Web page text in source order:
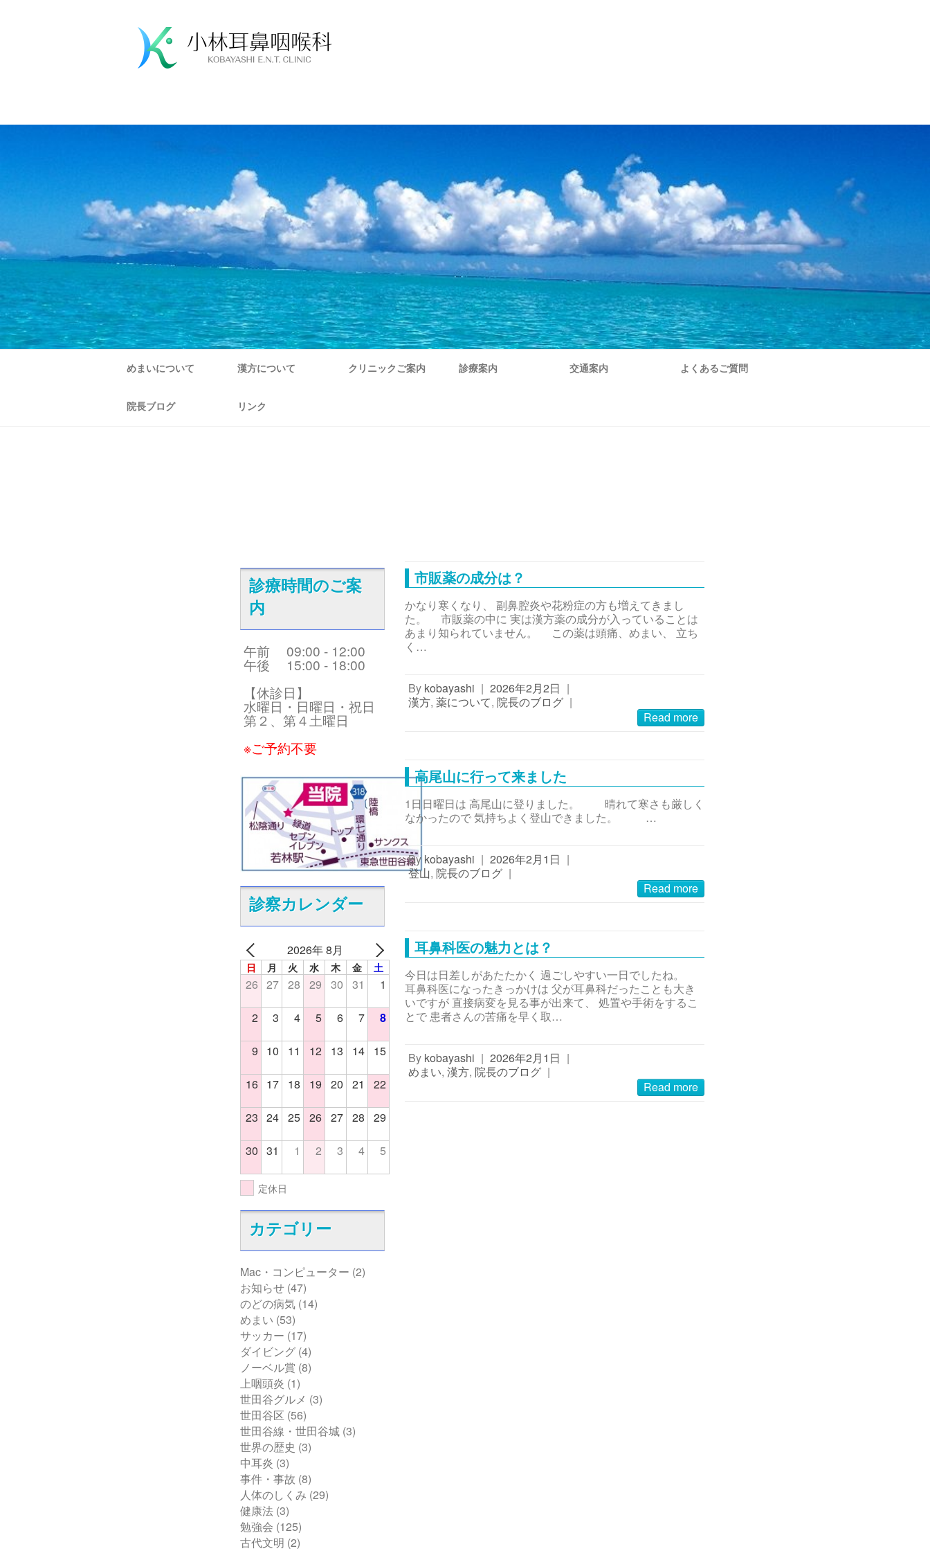
めまいについて 漢方について クリニックご案内 診療案内 交通案内 よくあるご質問
院長ブログ リンク
診療時間のご案
内
午前 09:00 - 12:00
午後 15:00 - 18:00
【休診日】
水曜日・日曜日・祝日
第２、第４土曜日
※ご予約不要
診察カレンダー
2026年 8月
日 月 火 水 木 金 土
26 27 28 29 30 31 1
2 3 4 5 6 7 8
9 10 11 12 13 14 15
16 17 18 19 20 21 22
23 24 25 26 27 28 29
30 31 1 2 3 4 5
定休日
カテゴリー
Mac・コンピューター (2)
お知らせ (47)
のどの病気 (14)
めまい (53)
サッカー (17)
ダイビング (4)
ノーベル賞 (8)
上咽頭炎 (1)
世田谷グルメ (3)
世田谷区 (56)
世田谷線・世田谷城 (3)
世界の歴史 (3)
中耳炎 (3)
事件・事故 (8)
人体のしくみ (29)
健康法 (3)
勉強会 (125)
古代文明 (2)
市販薬の成分は？
かなり寒くなり、 副鼻腔炎や花粉症の方も増えてきまし
た。 市販薬の中に 実は漢方薬の成分が入っていることは
あまり知られていません。 この薬は頭痛、めまい、 立ち
く…
By kobayashi | 2026年2月2日 |
漢方, 薬について, 院長のブログ |
Read more
高尾山に行って来ました
1日日曜日は 高尾山に登りました。 晴れて寒さも厳しく
なかったので 気持ちよく登山できました。 …
By kobayashi | 2026年2月1日 |
登山, 院長のブログ |
Read more
耳鼻科医の魅力とは？
今日は日差しがあたたかく 過ごしやすい一日でしたね。
耳鼻科医になったきっかけは 父が耳鼻科だったことも大き
いですが 直接病変を見る事が出来て、 処置や手術をするこ
とで 患者さんの苦痛を早く取…
By kobayashi | 2026年2月1日 |
めまい, 漢方, 院長のブログ |
Read more